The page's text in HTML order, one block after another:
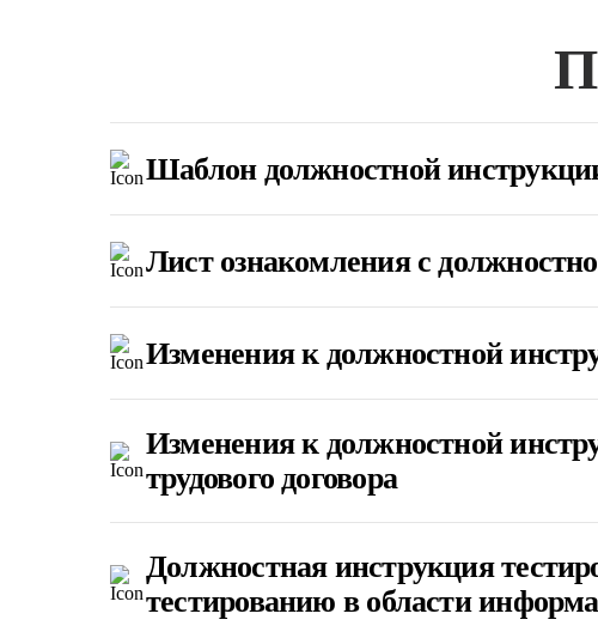
Шаблон должностной
Лист ознакомления с
Изменения к должностной
Изменения к должностной
трудового договора
Должностная инструкция
тестированию в области